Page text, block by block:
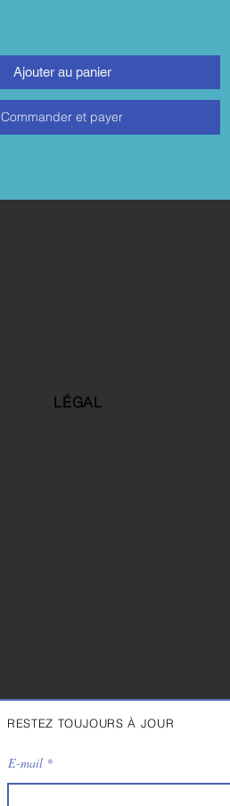
Ajouter au panier
Commander et payer
LÉGAL
RESTEZ TOUJOURS À JOUR
E-mail